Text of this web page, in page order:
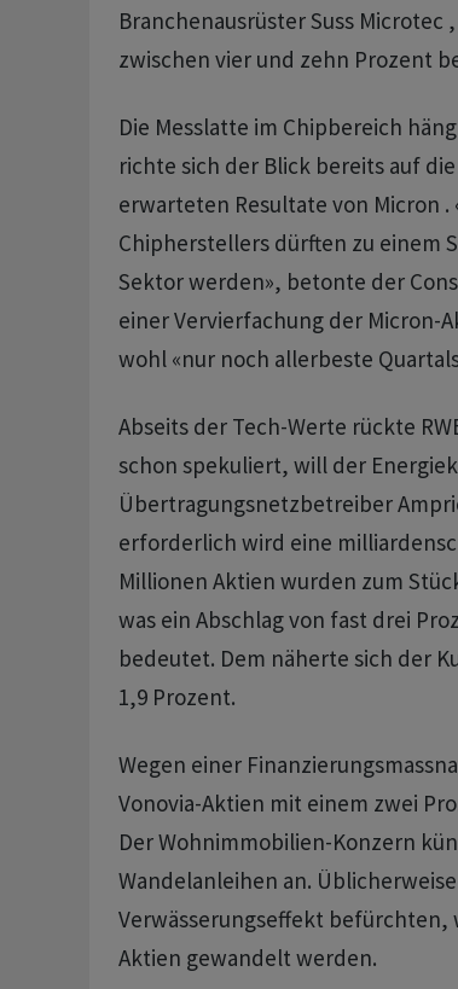
Branchenausrüster Suss Microtec
zwischen vier und zehn Prozent
Die Messlatte im Chipbereich
richte sich der Blick bereits auf
erwarteten Resultate von Micron .
Chipherstellers dürften zu einem
Sektor werden», betonte der
einer Vervierfachung der Micron-
wohl «nur noch allerbeste
Abseits der Tech-Werte rückte
schon spekuliert, will der
Übertragungsnetzbetreiber
erforderlich wird eine
Millionen Aktien wurden zum
was ein Abschlag von fast drei
bedeutet. Dem näherte sich der
1,9 Prozent.
Wegen einer
Vonovia-Aktien mit einem zwei
Der Wohnimmobilien-Konzern
Wandelanleihen an.
Verwässerungseffekt befürchten,
Aktien gewandelt werden.